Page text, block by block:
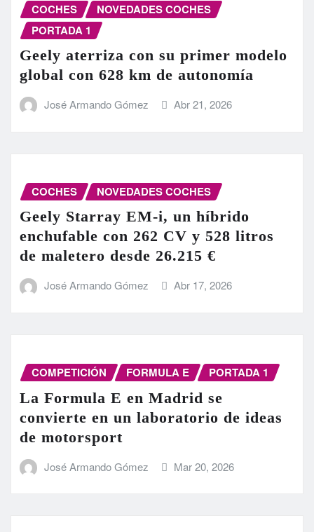
COCHES
NOVEDADES COCHES
PORTADA 1
Geely aterriza con su primer modelo
global con 628 km de autonomía
José Armando Gómez Abr 21, 2026
COCHES NOVEDADES COCHES
Geely Starray EM-i, un híbrido
enchufable con 262 CV y 528 litros
de maletero desde 26.215 €
José Armando Gómez Abr 17, 2026
COMPETICIÓN FORMULA E PORTADA 1
La Formula E en Madrid se
convierte en un laboratorio de ideas
de motorsport
José Armando Gómez Mar 20, 2026